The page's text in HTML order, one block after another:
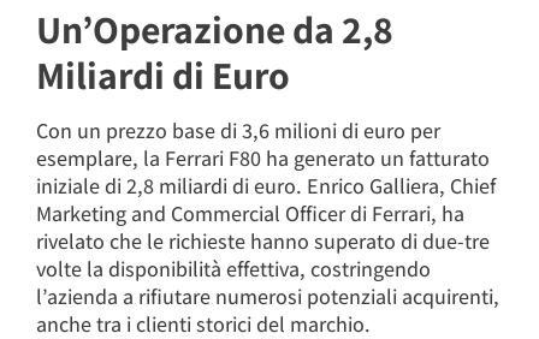
Un’Operazione da 2,8
Miliardi di Euro
Con un prezzo base di 3,6 milioni di euro per
esemplare, la Ferrari F80 ha generato un fatturato
iniziale di 2,8 miliardi di euro. Enrico Galliera, Chief
Marketing and Commercial Officer di Ferrari, ha
rivelato che le richieste hanno superato di due-tre
volte la disponibilità effettiva, costringendo
l’azienda a rifiutare numerosi potenziali acquirenti,
anche tra i clienti storici del marchio.